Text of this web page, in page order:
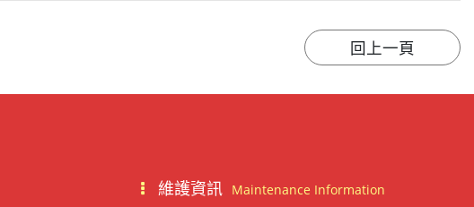
維護資訊 Maintenance Information